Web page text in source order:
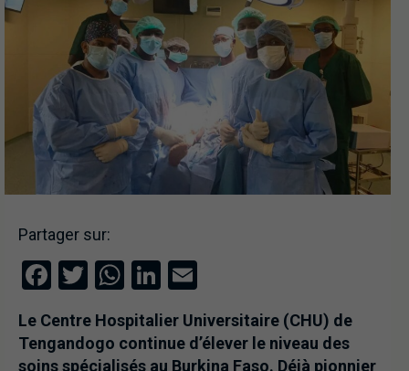
Partager sur:
Facebook
Twitter
WhatsApp
LinkedIn
Le Centre Hospitalier Universitaire (CHU) de
Tengandogo continue d’élever le niveau des
soins spécialisés au Burkina Faso. Déjà pionnier